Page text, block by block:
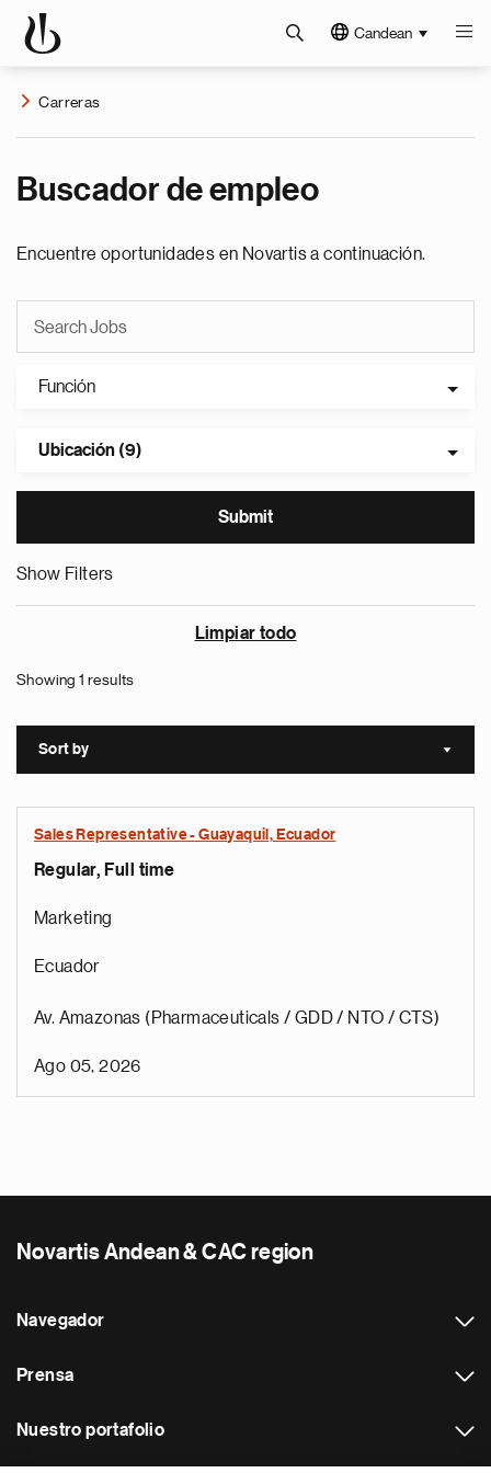
Candean
Carreras
Buscador de empleo
Encuentre oportunidades en Novartis a continuación.
Función
Ubicación (9)
Show Filters
Limpiar todo
Showing 1 results
Sort by Sort
Sales Representative - Guayaquil, Ecuador
Regular, Full time
Marketing
Ecuador
Av. Amazonas (Pharmaceuticals / GDD / NTO / CTS)
Ago 05, 2026
Novartis Andean & CAC region
Navegador
Prensa
Nuestro portafolio